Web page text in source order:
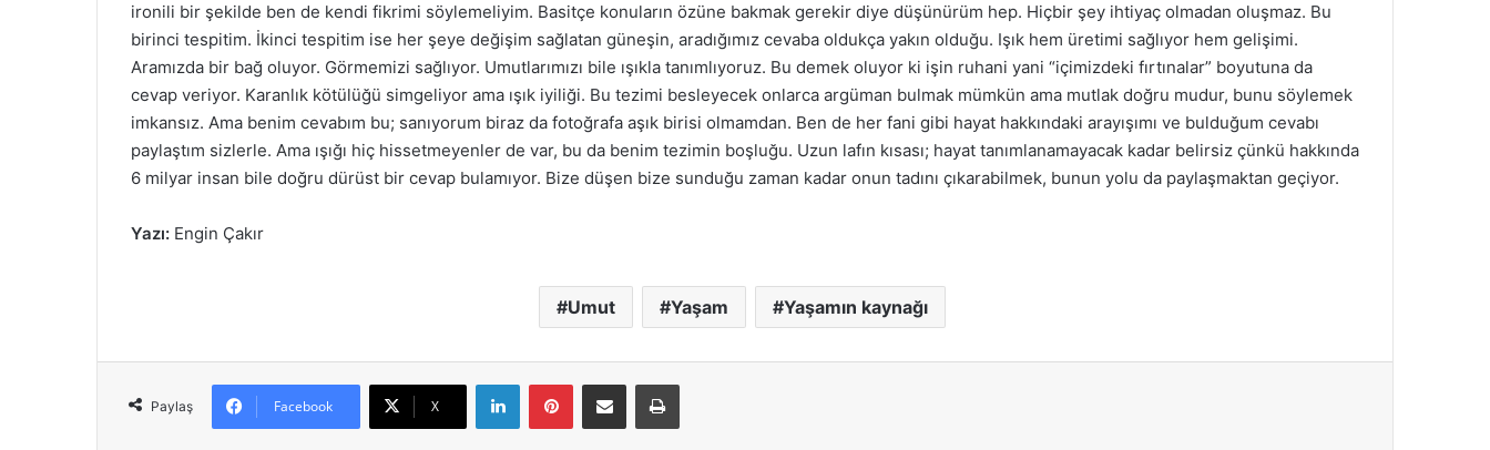
ironili bir şekilde ben de kendi fikrimi söylemeliyim. Basitçe konuların özüne bakmak gerekir diye düşünürüm hep. Hiçbir şey ihtiyaç olmadan oluşmaz. Bu
birinci tespitim. İkinci tespitim ise her şeye değişim sağlatan güneşin, aradığımız cevaba oldukça yakın olduğu. Işık hem üretimi sağlıyor hem gelişimi.
Aramızda bir bağ oluyor. Görmemizi sağlıyor. Umutlarımızı bile ışıkla tanımlıyoruz. Bu demek oluyor ki işin ruhani yani “içimizdeki fırtınalar” boyutuna da
cevap veriyor. Karanlık kötülüğü simgeliyor ama ışık iyiliği. Bu tezimi besleyecek onlarca argüman bulmak mümkün ama mutlak doğru mudur, bunu söylemek
imkansız. Ama benim cevabım bu; sanıyorum biraz da fotoğrafa aşık birisi olmamdan. Ben de her fani gibi hayat hakkındaki arayışımı ve bulduğum cevabı
paylaştım sizlerle. Ama ışığı hiç hissetmeyenler de var, bu da benim tezimin boşluğu. Uzun lafın kısası; hayat tanımlanamayacak kadar belirsiz çünkü hakkında
6 milyar insan bile doğru dürüst bir cevap bulamıyor. Bize düşen bize sunduğu zaman kadar onun tadını çıkarabilmek, bunun yolu da paylaşmaktan geçiyor.
Yazı: Engin Çakır
Umut Yaşam Yaşamın kaynağı
Paylaş Facebook X